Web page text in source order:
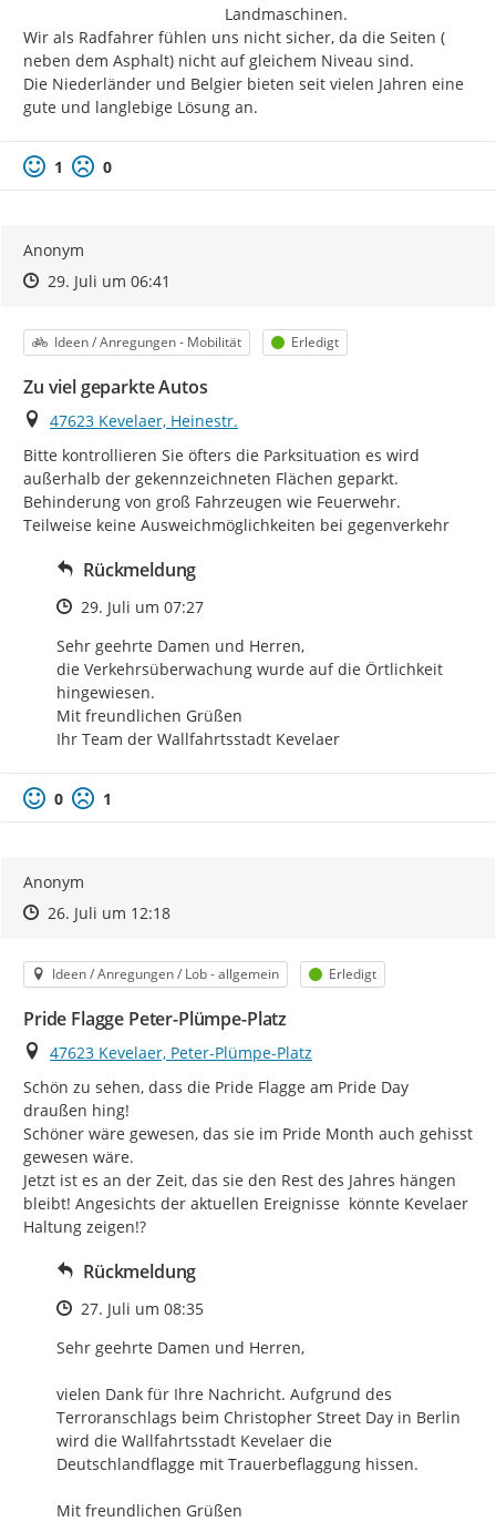
Landmaschinen.
Wir als Radfahrer fühlen uns nicht sicher, da die Seiten (
neben dem Asphalt) nicht auf gleichem Niveau sind.
Die Niederländer und Belgier bieten seit vielen Jahren eine
gute und langlebige Lösung an.
1 0
Anonym
Zeitpunkt des Erstellens
Zeitpunkt des Erstellens
29. Juli um 06:41
Kategorie
Ideen / Anregungen - Mobilität Status
Erledigt
Zu viel geparkte Autos
Ort
47623 Kevelaer, Heinestr.
Bitte kontrollieren Sie öfters die Parksituation es wird
außerhalb der gekennzeichneten Flächen geparkt.
Behinderung von groß Fahrzeugen wie Feuerwehr.
Teilweise keine Ausweichmöglichkeiten bei gegenverkehr
Rückmeldung
Zeitpunkt des Erstellens
29. Juli um 07:27
Sehr geehrte Damen und Herren,
die Verkehrsüberwachung wurde auf die Örtlichkeit
hingewiesen.
Mit freundlichen Grüßen
Ihr Team der Wallfahrtsstadt Kevelaer
0 1
Anonym
Zeitpunkt des Erstellens
Zeitpunkt des Erstellens
26. Juli um 12:18Zur Äußerung
Kategorie
Ideen / Anregungen / Lob - allgemein Status
Erledigt
Pride Flagge Peter-Plümpe-Platz
Ort
47623 Kevelaer, Peter-Plümpe-Platz
Schön zu sehen, dass die Pride Flagge am Pride Day
draußen hing!
Schöner wäre gewesen, das sie im Pride Month auch gehisst
gewesen wäre.
Jetzt ist es an der Zeit, das sie den Rest des Jahres hängen
bleibt! Angesichts der aktuellen Ereignisse  könnte Kevelaer
Haltung zeigen!?
Rückmeldung
Zeitpunkt des Erstellens
27. Juli um 08:35
Sehr geehrte Damen und Herren,
vielen Dank für Ihre Nachricht. Aufgrund des
Terroranschlags beim Christopher Street Day in Berlin
wird die Wallfahrtsstadt Kevelaer die
Deutschlandflagge mit Trauerbeflaggung hissen.
Mit freundlichen Grüßen